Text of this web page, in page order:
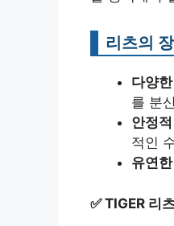
리츠의
다양
를 분
안정
적인
유연
✅TIGER 리